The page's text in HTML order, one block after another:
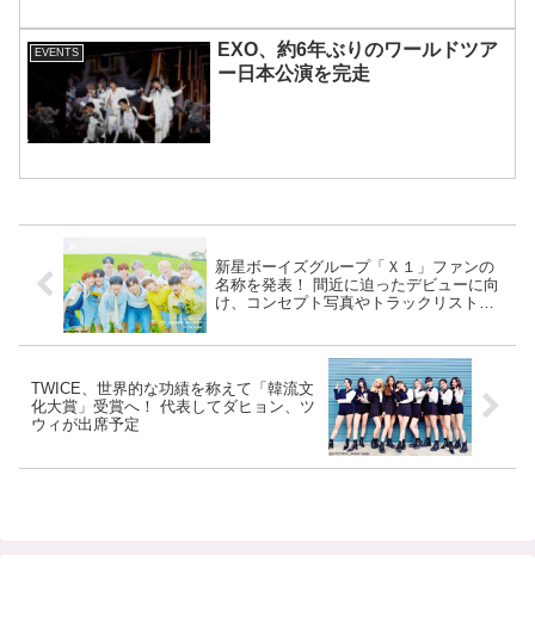
EVENTS
EXO、約6年ぶりのワールドツア
ー日本公演を完走
新星ボーイズグループ「Ｘ１」ファンの
名称を発表！ 間近に迫ったデビューに向
け、コンセプト写真やトラックリストな
TWICE、世界的な功績を称えて「韓流文
化大賞」受賞へ！ 代表してダヒョン、ツ
ウィが出席予定